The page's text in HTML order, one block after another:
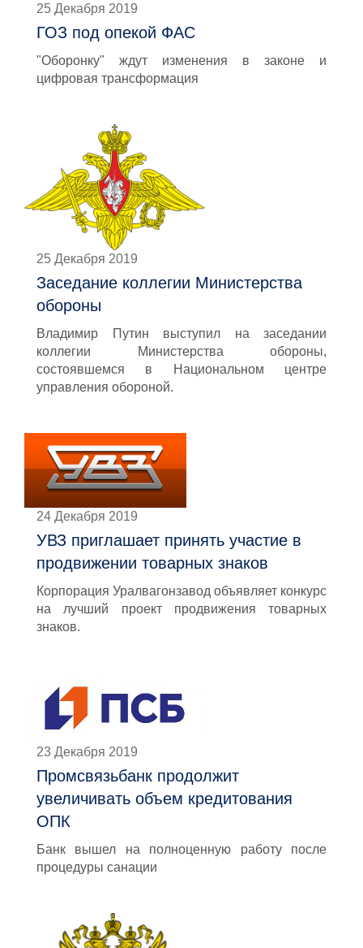
25 Декабря 2019
ГОЗ под опекой ФАС
"Оборонку" ждут изменения в законе и
цифровая трансформация
25 Декабря 2019
Заседание коллегии Министерства
обороны
Владимир Путин выступил на заседании
коллегии Министерства обороны,
состоявшемся в Национальном центре
управления обороной.
24 Декабря 2019
УВЗ приглашает принять участие в
продвижении товарных знаков
Корпорация Уралвагонзавод объявляет конкурс
на лучший проект продвижения товарных
знаков.
23 Декабря 2019
Промсвязьбанк продолжит
увеличивать объем кредитования
ОПК
Банк вышел на полноценную работу после
процедуры санации